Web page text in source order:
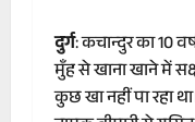
दुर्ग: कचान्दुर का 10
मुँह से खाना खाने में
कुछ खा नहीं पा रहा